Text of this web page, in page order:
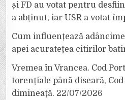
și FD au votat pentru
a abținut, iar USR a votat
Cum influențează
apei acuratețea citirilor
Vremea în Vrancea. Cod
torențiale până diseară,
dimineață. 22/07/2026